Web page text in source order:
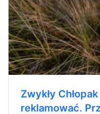
Zwykły
reklamować.